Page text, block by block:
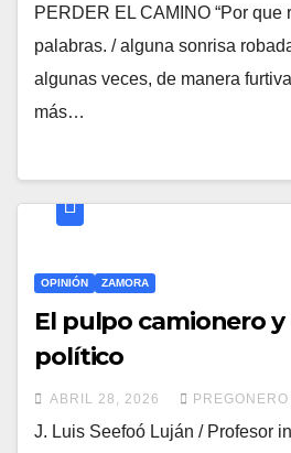
PERDER EL CAMINO “Por que
palabras. / alguna sonrisa
algunas veces, de manera
más…
OPINIÓN ZAMORA
El pulpo camionero
político
ABRIL 28, 2026
J. Luis Seefoó Luján / Profesor